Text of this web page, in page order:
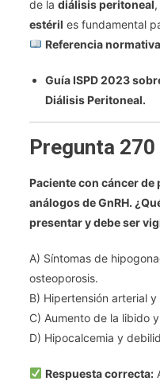
de ladiálisis peritoneal
estéril es fundamental
Referencia
Guía ISPD 2023
Diálisis Peritoneal.
Pregunta 270
Paciente con cáncer
análogos de GnRH.
presentar y debe ser
A) Síntomas de
osteoporosis.
B) Hipertensión arterial
C) Aumento de la libido
D) Hipocalcemia y
Respuesta correcta: